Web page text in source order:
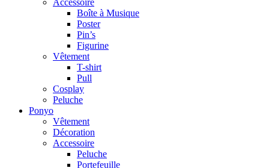
Accessoire
Boîte à Musique
Poster
Pin’s
Figurine
Vêtement
T-shirt
Pull
Cosplay
Peluche
Ponyo
Vêtement
Décoration
Accessoire
Peluche
Portefeuille